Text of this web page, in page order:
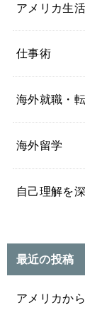
アメリカ生活
仕事術
海外就職・
海外留学
自己理解を
最近の投稿
アメリカか